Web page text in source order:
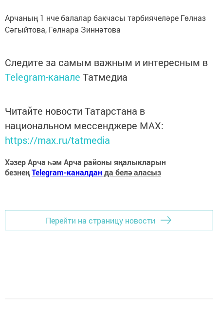
Арчаның 1 нче балалар бакчасы тәрбиячеләре Гөлназ
Сәгыйтова, Гөлнара Зиннәтова
Следите за самым важным и интересным в
Telegram-канале Татмедиа
Читайте новости Татарстана в
национальном мессенджере MАХ:
https://max.ru/tatmedia
Хәзер Арча һәм Арча районы яңалыкларын
безнеңTelegram-каналданда белә аласыз
Перейти на страницу новости